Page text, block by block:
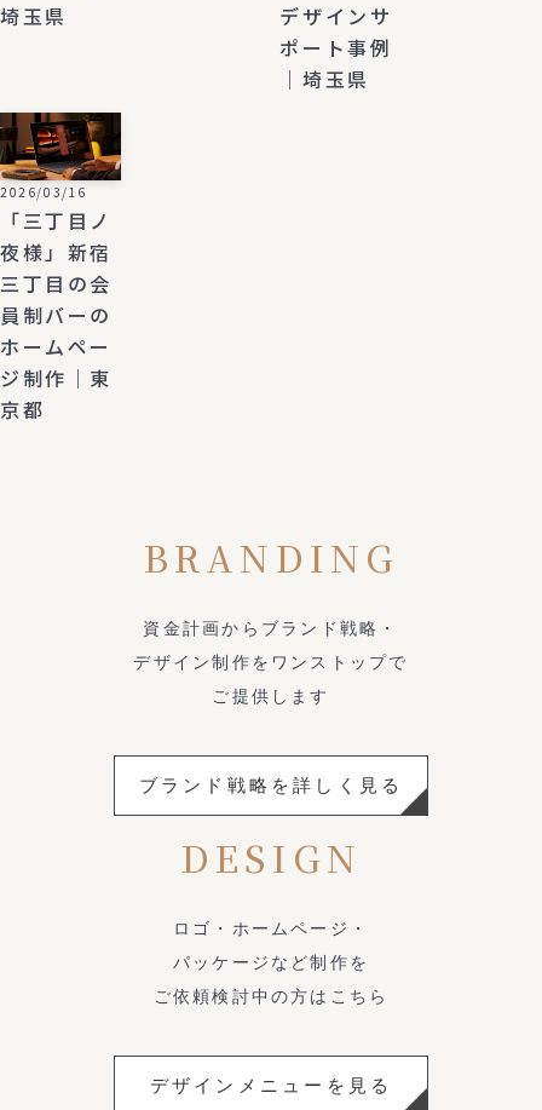
埼玉県
デザインサ
ポート事例
｜埼玉県
2026/03/16
「三丁目ノ
夜様」新宿
三丁目の会
員制バーの
ホームペー
ジ制作｜東
京都
BRANDING
資金計画からブランド戦略・
デザイン制作をワンストップで
ご提供します
ブランド戦略を詳しく見る
DESIGN
ロゴ・ホームページ・
パッケージなど制作を
ご依頼検討中の方はこちら
デザインメニューを見る